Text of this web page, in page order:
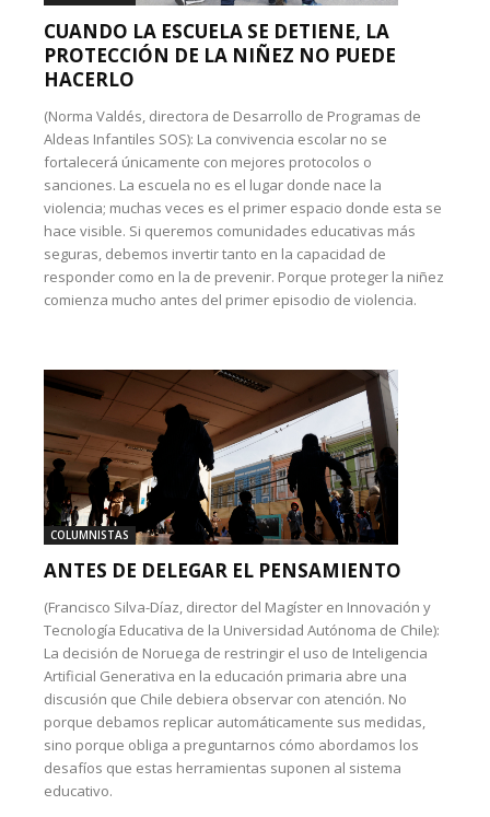
CUANDO LA ESCUELA SE DETIENE, LA
PROTECCIÓN DE LA NIÑEZ NO PUEDE
HACERLO
(Norma Valdés, directora de Desarrollo de Programas de
Aldeas Infantiles SOS): La convivencia escolar no se
fortalecerá únicamente con mejores protocolos o
sanciones. La escuela no es el lugar donde nace la
violencia; muchas veces es el primer espacio donde esta se
hace visible. Si queremos comunidades educativas más
seguras, debemos invertir tanto en la capacidad de
responder como en la de prevenir. Porque proteger la niñez
comienza mucho antes del primer episodio de violencia.
COLUMNISTAS
ANTES DE DELEGAR EL PENSAMIENTO
(Francisco Silva-Díaz, director del Magíster en Innovación y
Tecnología Educativa de la Universidad Autónoma de Chile):
La decisión de Noruega de restringir el uso de Inteligencia
Artificial Generativa en la educación primaria abre una
discusión que Chile debiera observar con atención. No
porque debamos replicar automáticamente sus medidas,
sino porque obliga a preguntarnos cómo abordamos los
desafíos que estas herramientas suponen al sistema
educativo.